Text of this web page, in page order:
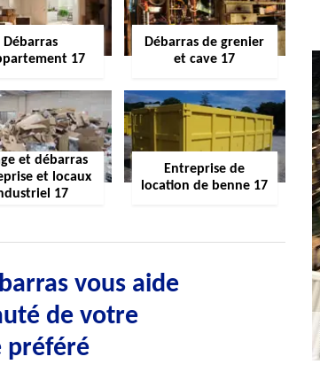
Débarras
17
Débarras de grenier
et cave 17
et débarras
et locaux
17
Entreprise de
location de benne 17
vous aide
de votre
préféré